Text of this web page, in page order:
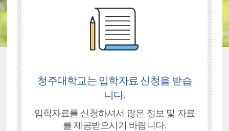
청주대학교는 입학자료 신청을 받습
니다.
입학자료를 신청하셔서 많은 정보 및 자료
를 제공받으시기 바랍니다.